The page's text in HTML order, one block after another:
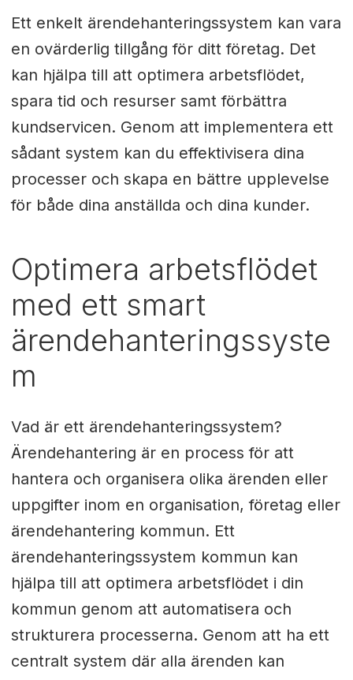
Ett enkelt ärendehanteringssystem kan vara
en ovärderlig tillgång för ditt företag. Det
kan hjälpa till att optimera arbetsflödet,
spara tid och resurser samt förbättra
kundservicen. Genom att implementera ett
sådant system kan du effektivisera dina
processer och skapa en bättre upplevelse
för både dina anställda och dina kunder.
Optimera arbetsflödet
med ett smart
ärendehanteringssyste
m
Vad är ett ärendehanteringssystem?
Ärendehantering är en process för att
hantera och organisera olika ärenden eller
uppgifter inom en organisation, företag eller
ärendehantering kommun. Ett
ärendehanteringssystem kommun kan
hjälpa till att optimera arbetsflödet i din
kommun genom att automatisera och
strukturera processerna. Genom att ha ett
centralt system där alla ärenden kan